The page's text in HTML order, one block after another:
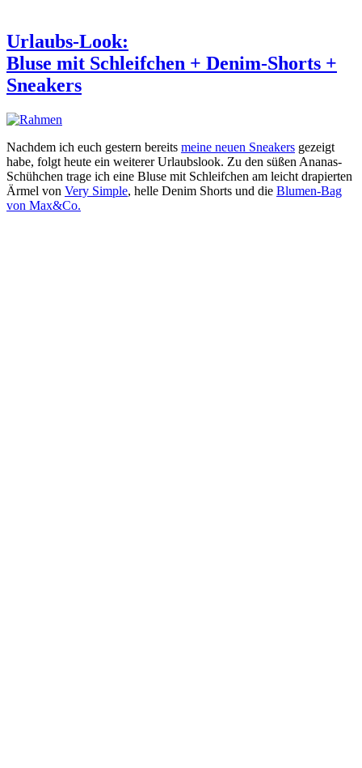
Urlaubs-Look:
Bluse mit Schleifchen + Denim-Shorts +
Sneakers
Nachdem ich euch gestern bereits meine neuen Sneakers gezeigt
habe, folgt heute ein weiterer Urlaubslook. Zu den süßen Ananas-
Schühchen trage ich eine Bluse mit Schleifchen am leicht drapierten
Ärmel von Very Simple, helle Denim Shorts und die Blumen-Bag
von Max&Co.